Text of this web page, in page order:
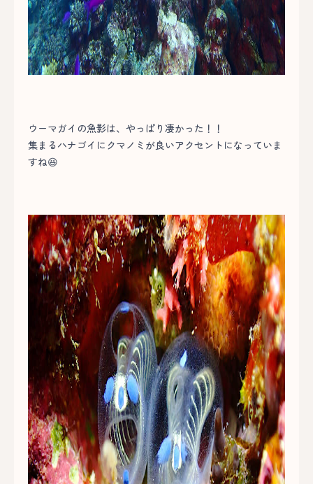
ウーマガイの魚影は、やっぱり凄かった！！
集まるハナゴイにクマノミが良いアクセントになっていま
すね😆